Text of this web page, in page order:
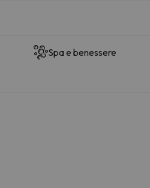
Spa e benessere